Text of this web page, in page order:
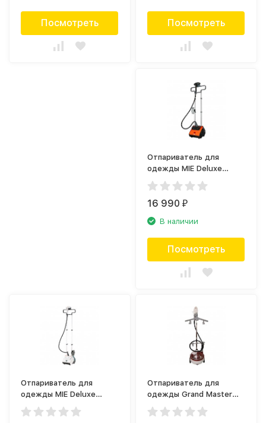
Посмотреть Посмотреть
Отпариватель для
одежды MIE Deluxe
Orange
16 990₽
В наличии
Посмотреть
Отпариватель для
одежды MIE Deluxe
White
Отпариватель для
одежды Grand Master
GM-Q5 Multi/T красный